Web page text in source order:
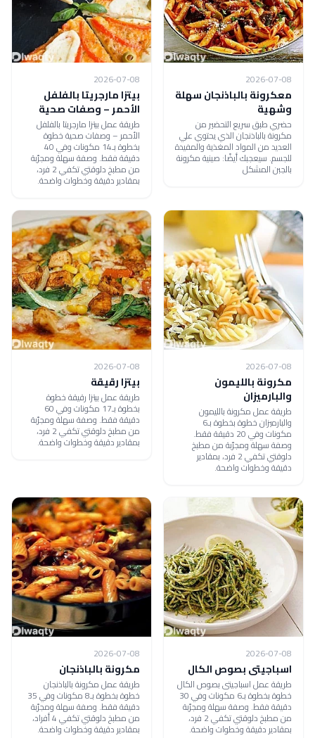
2026-07-08
معكرونة بالباذنجان سهلة
وشهية
حضري طبق سريع التحضير من
مكرونة بالباذنجان الذي يحتوي علي
العديد من المواد المغذية والمفيدة
للجسم. سيعجبك أيضًا: صينية مكرونة
بالجبن المشكل
2026-07-08
بيتزا مارجريتا بالفلفل
الأحمر – وصفات صحية
طريقة عمل بيتزا مارجريتا بالفلفل
الأحمر – وصفات صحية خطوة
بخطوة بـ14 مكونات وفي 40
دقيقة فقط. وصفة سهلة ومجرّبة
من مطبخ دلوقتي تكفي 2 فرد،
بمقادير دقيقة وخطوات واضحة.
2026-07-08
مكرونة بالليمون
والبارميزان
طريقة عمل مكرونة بالليمون
والبارميزان خطوة بخطوة بـ6
مكونات وفي 20 دقيقة فقط.
وصفة سهلة ومجرّبة من مطبخ
دلوقتي تكفي 2 فرد، بمقادير
دقيقة وخطوات واضحة.
2026-07-08
بيتزا رقيقة
طريقة عمل بيتزا رقيقة خطوة
بخطوة بـ17 مكونات وفي 60
دقيقة فقط. وصفة سهلة ومجرّبة
من مطبخ دلوقتي تكفي 2 فرد،
بمقادير دقيقة وخطوات واضحة.
2026-07-08
اسباجيتى بصوص الكال
طريقة عمل اسباجيتى بصوص الكال
خطوة بخطوة بـ6 مكونات وفي 30
دقيقة فقط. وصفة سهلة ومجرّبة
من مطبخ دلوقتي تكفي 2 فرد،
بمقادير دقيقة وخطوات واضحة.
2026-07-08
مكرونة بالباذنجان
طريقة عمل مكرونة بالباذنجان
خطوة بخطوة بـ8 مكونات وفي 35
دقيقة فقط. وصفة سهلة ومجرّبة
من مطبخ دلوقتي تكفي 4 أفراد،
بمقادير دقيقة وخطوات واضحة.